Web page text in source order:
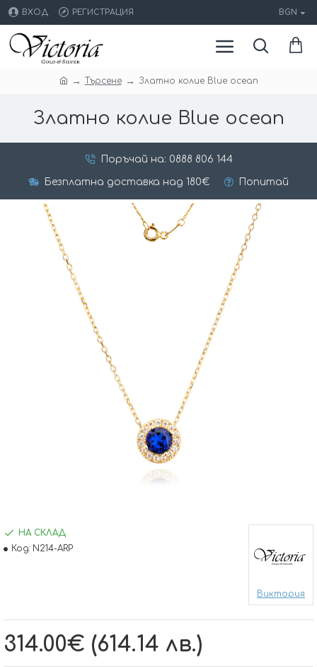
ВХОД РЕГИСТРАЦИЯ BGN
Търсене Златно колие Blue ocean
Златно колие Blue ocean
Поръчай на: 0888 806 144
Безплатна доставка над 180€ Попитай
314.00€ (614.14 лв.)
НА СКЛАД
Код: N214-ARP
Виктория